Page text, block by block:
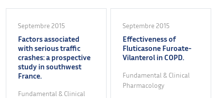
Septembre 2015
Factors associated
with serious traffic
crashes: a prospective
study in southwest
France.
Fundamental & Clinical
Septembre 2015
Effectiveness of
Fluticasone Furoate-
Vilanterol in COPD.
Fundamental & Clinical
Pharmacology